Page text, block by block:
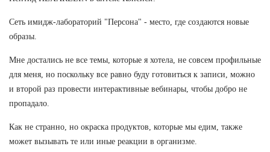
Сеть имидж-лабораторий "Персона" - место, где создаются новые
образы.
Мне достались не все темы, которые я хотела, не совсем профильные
для меня, но поскольку все равно буду готовиться к записи, можно
и второй раз провести интерактивные вебинары, чтобы добро не
пропадало.
Как не странно, но окраска продуктов, которые мы едим, также
может вызывать те или иные реакции в организме.